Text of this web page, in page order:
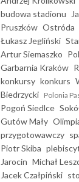
budowa stadionu
Pruszków Ostróda
Łukasz Jegliński
Artur Siemaszko
Garbarnia Kraków
konkursy konkurs
Biedrzycki Polonia
Pogoń Siedlce
Gutów Mały
przygotowawczy
Piotr Skiba
Jarocin Michał
Jacek Czałpiński